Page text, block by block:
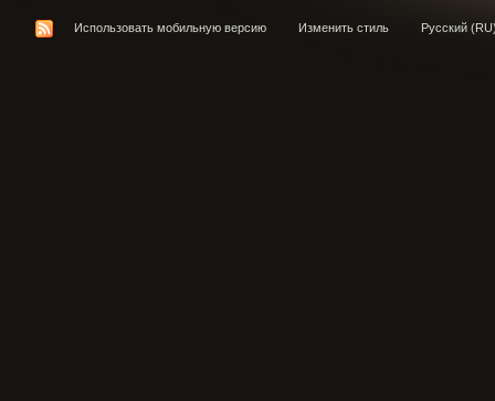
Использовать мобильную версию Изменить стиль Русский